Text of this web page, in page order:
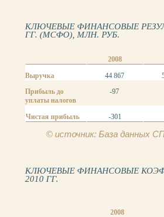
КЛЮЧЕВЫЕ ФИНАНСОВЫЕ
ГГ. (МСФО), МЛН. РУБ.
2008
Выручка
44 867
Прибыль до
уплаты налогов
-97
Чистая прибыль -301
© источник: База данных
КЛЮЧЕВЫЕ ФИНАНСОВЫЕ
2010 ГГ.
2008